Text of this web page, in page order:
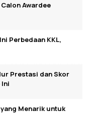
Awardee
Perbedaan KKL,
Prestasi dan Skor
Menarik untuk